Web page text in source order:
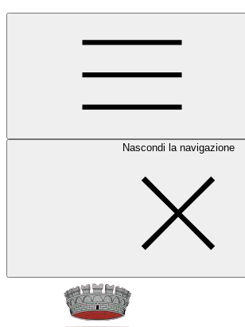
Nascondi la navigazione